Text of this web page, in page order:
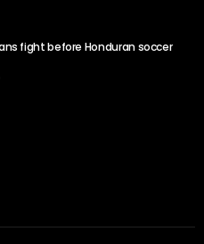
fight before Honduran soccer